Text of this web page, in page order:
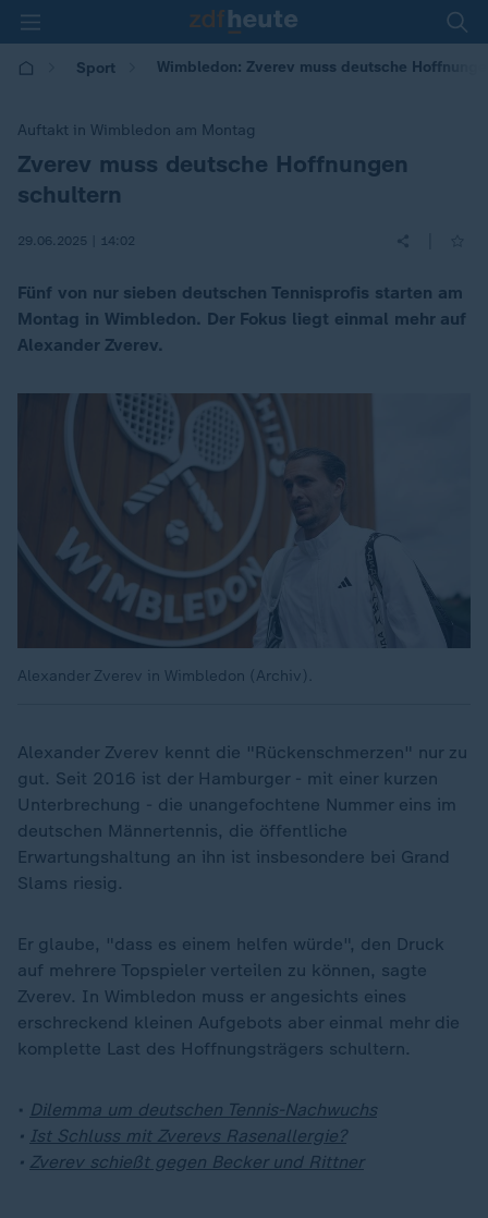
Sport Wimbledon: Zverev muss deutsche
Auftakt in Wimbledon am Montag
:
Zverev muss deutsche Hoffnungen
schultern
29.06.2025 | 14:02
Fünf von nur sieben deutschen Tennisprofis starten am
Montag in Wimbledon. Der Fokus liegt einmal mehr auf
Alexander Zverev.
Alexander Zverev in Wimbledon (Archiv).
Alexander Zverev kennt die "Rückenschmerzen" nur zu
gut. Seit 2016 ist der Hamburger - mit einer kurzen
Unterbrechung - die unangefochtene Nummer eins im
deutschen Männertennis, die öffentliche
Erwartungshaltung an ihn ist insbesondere bei Grand
Slams riesig.
Er glaube, "dass es einem helfen würde", den Druck
auf mehrere Topspieler verteilen zu können, sagte
Zverev. In Wimbledon muss er angesichts eines
erschreckend kleinen Aufgebots aber einmal mehr die
komplette Last des Hoffnungsträgers schultern.
• Dilemma um deutschen Tennis-Nachwuchs
• Ist Schluss mit Zverevs Rasenallergie?
• Zverev schießt gegen Becker und Rittner